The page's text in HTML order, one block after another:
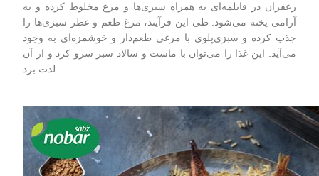
زعفران در قابلمه‌ای به همراه سبزی‌ها و مرغ مخلوط کرده و به
آرامی پخته می‌شود. طی این فرآیند، مرغ طعم و عطر سبزی‌ها را
جذب کرده و سبزی‌پلوی با مرغی طعم‌دار و خوشمزه‌ای به وجود
می‌آید. این غذا را می‌توان با ماست و سالاد سبز سرو کرد و از آن